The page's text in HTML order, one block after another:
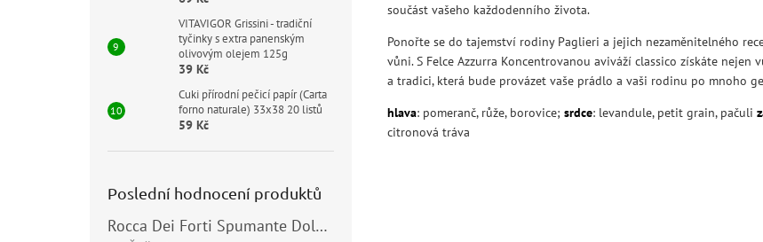
VITAVIGOR Grissini - tradiční
tyčinky s extra panenským
olivovým olejem 125g
39 Kč
Cuki přírodní pečicí papír (Carta
forno naturale) 33x38 20 listů
59 Kč
Poslední hodnocení produktů
Rocca Dei Forti Spumante Dolce 11,5% 0,75l
součást vašeho každodenního života.
Ponořte se do tajemství rodiny Paglieri a jejich nezaměnitelného
vůni. S Felce Azzurra Koncentrovanou aviváží classico získáte nejen
a tradici, která bude provázet vaše prádlo a vaši rodinu po mnoho
hlava: pomeranč, růže, borovice; srdce: levandule, petit grain, pačuli
citronová tráva